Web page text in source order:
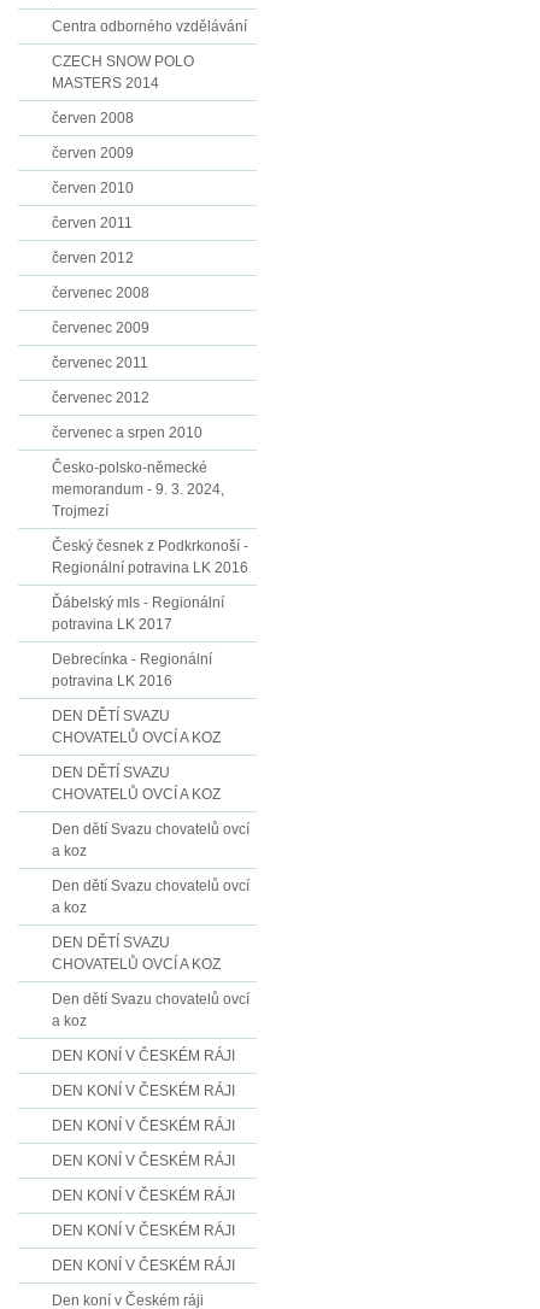
Centra odborného vzdělávání
CZECH SNOW POLO
MASTERS 2014
červen 2008
červen 2009
červen 2010
červen 2011
červen 2012
červenec 2008
červenec 2009
červenec 2011
červenec 2012
červenec a srpen 2010
Česko-polsko-německé
memorandum - 9. 3. 2024,
Trojmezí
Český česnek z Podkrkonoší -
Regionální potravina LK 2016
Ďábelský mls - Regionální
potravina LK 2017
Debrecínka - Regionální
potravina LK 2016
DEN DĚTÍ SVAZU
CHOVATELŮ OVCÍ A KOZ
DEN DĚTÍ SVAZU
CHOVATELŮ OVCÍ A KOZ
Den dětí Svazu chovatelů ovcí
a koz
Den dětí Svazu chovatelů ovcí
a koz
DEN DĚTÍ SVAZU
CHOVATELŮ OVCÍ A KOZ
Den dětí Svazu chovatelů ovcí
a koz
DEN KONÍ V ČESKÉM RÁJI
DEN KONÍ V ČESKÉM RÁJI
DEN KONÍ V ČESKÉM RÁJI
DEN KONÍ V ČESKÉM RÁJI
DEN KONÍ V ČESKÉM RÁJI
DEN KONÍ V ČESKÉM RÁJI
DEN KONÍ V ČESKÉM RÁJI
Den koní v Českém ráji